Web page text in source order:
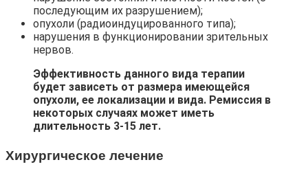
последующим их разрушением);
опухоли (радиоиндуцированного типа);
нарушения в функционировании зрительных
нервов.
Эффективность данного вида терапии
будет зависеть от размера имеющейся
опухоли, ее локализации и вида. Ремиссия в
некоторых случаях может иметь
длительность 3-15 лет.
Хирургическое лечение